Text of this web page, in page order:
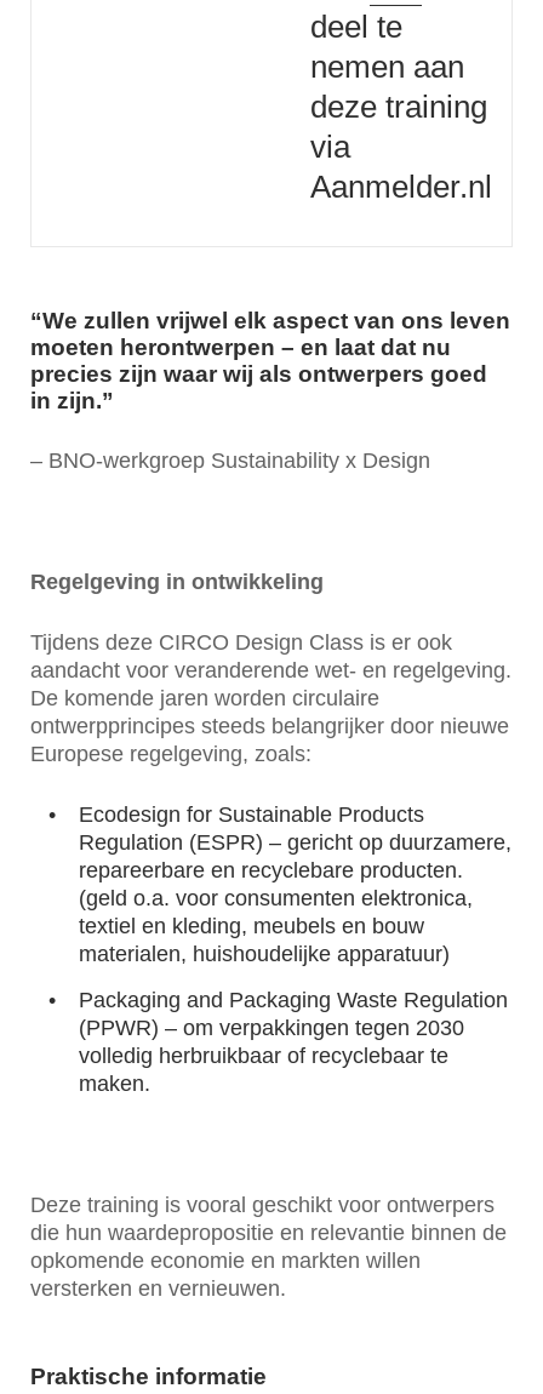
deel te
nemen aan
deze training
via
Aanmelder.nl
“We zullen vrijwel elk aspect van ons leven
moeten herontwerpen – en laat dat nu
precies zijn waar wij als ontwerpers goed
in zijn.”
– BNO-werkgroep Sustainability x Design
Regelgeving in ontwikkeling
Tijdens deze CIRCO Design Class is er ook
aandacht voor veranderende wet- en regelgeving.
De komende jaren worden circulaire
ontwerpprincipes steeds belangrijker door nieuwe
Europese regelgeving, zoals:
Ecodesign for Sustainable Products
Regulation (ESPR) – gericht op duurzamere,
repareerbare en recyclebare producten.
(geld o.a. voor consumenten elektronica,
textiel en kleding, meubels en bouw
materialen, huishoudelijke apparatuur)
Packaging and Packaging Waste Regulation
(PPWR) – om verpakkingen tegen 2030
volledig herbruikbaar of recyclebaar te
maken.
Deze training is vooral geschikt voor ontwerpers
die hun waardepropositie en relevantie binnen de
opkomende economie en markten willen
versterken en vernieuwen.
Praktische informatie